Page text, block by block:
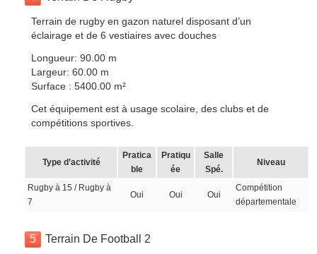
Terrain de rugby en gazon naturel disposant d’un
éclairage et de 6 vestiaires avec douches
Longueur: 90.00 m
Largeur: 60.00 m
Surface : 5400.00 m²
Cet équipement est à usage scolaire, des clubs et de
compétitions sportives.
Type d’activité
Pratica
ble
Pratiqu
ée
Salle
Spé.
Niveau
Rugby à 15 / Rugby à
7
Oui Oui Oui
Compétition
départementale
5 Terrain De Football 2